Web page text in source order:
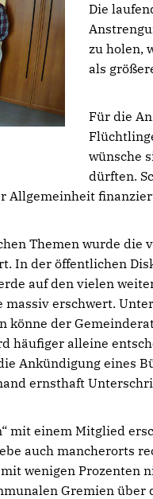
Die
zu holen,
als
Für die
wünsche
dürften.
Allgemeinheit
Themen wurde die
In der öffentlichen
auf den vielen
erschwert.
könne der
häufiger alleine
Ankündigung eines
ernsthaft
mit einem Mitglied
auch mancherorts
wenigen Prozenten
Gremien